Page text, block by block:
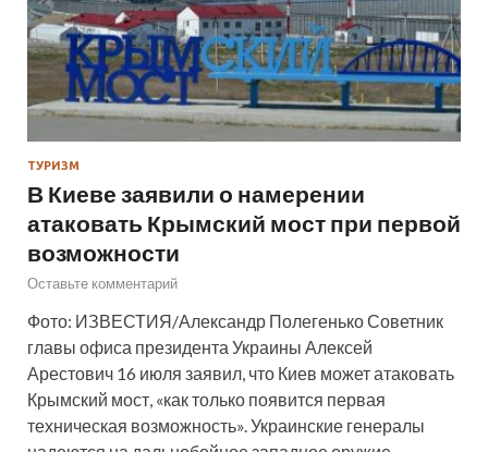
ТУРИЗМ
В Киеве заявили о намерении
атаковать Крымский мост при первой
возможности
Оставьте комментарий
Фото: ИЗВЕСТИЯ/Александр Полегенько Советник
главы офиса президента Украины Алексей
Арестович 16 июля заявил, что Киев может атаковать
Крымский мост, «как только появится первая
техническая возможность». Украинские генералы